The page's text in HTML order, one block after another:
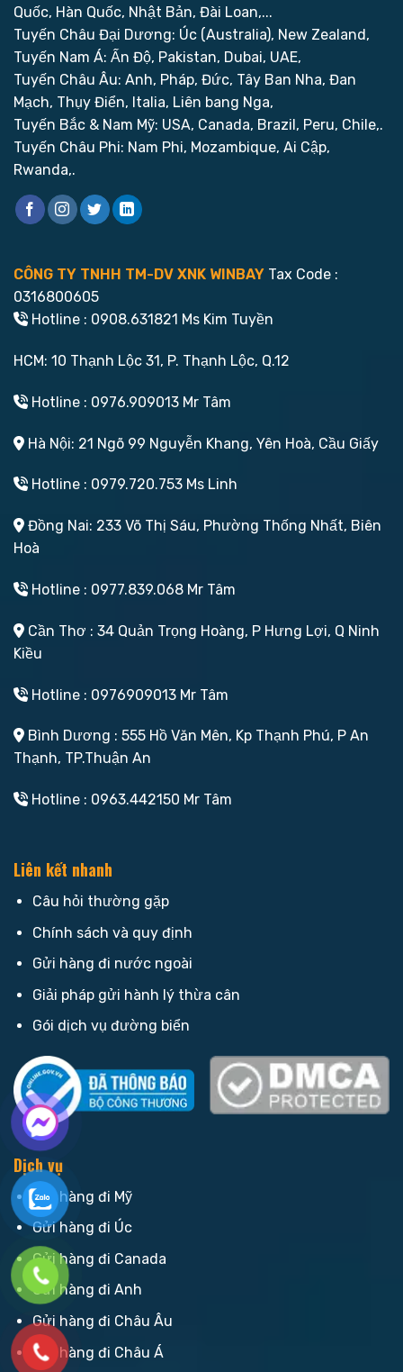
Quốc, Hàn Quốc, Nhật Bản, Đài Loan,...
Tuyến Châu Đại Dương: Úc (Australia), New Zealand,
Tuyến Nam Á: Ấn Độ, Pakistan, Dubai, UAE,
Tuyến Châu Âu: Anh, Pháp, Đức, Tây Ban Nha, Đan
Mạch, Thụy Điển, Italia, Liên bang Nga,
Tuyến Bắc & Nam Mỹ: USA, Canada, Brazil, Peru, Chile,.
Tuyến Châu Phi: Nam Phi, Mozambique, Ai Cập,
Rwanda,.
CÔNG TY TNHH TM-DV XNK WINBAY Tax Code :
0316800605
Hotline : 0908.631821 Ms Kim Tuyền
HCM: 10 Thạnh Lộc 31, P. Thạnh Lộc, Q.12
Hotline : 0976.909013 Mr Tâm
Hà Nội: 21 Ngõ 99 Nguyễn Khang, Yên Hoà, Cầu Giấy
Hotline : 0979.720.753 Ms Linh
Đồng Nai: 233 Võ Thị Sáu, Phường Thống Nhất, Biên
Hoà
Hotline : 0977.839.068 Mr Tâm
Cần Thơ : 34 Quản Trọng Hoàng, P Hưng Lợi, Q Ninh
Kiều
Hotline : 0976909013 Mr Tâm
Bình Dương : 555 Hồ Văn Mên, Kp Thạnh Phú, P An
Thạnh, TP.Thuận An
Hotline : 0963.442150 Mr Tâm
Liên kết nhanh
Câu hỏi thường gặp
Chính sách và quy định
Gửi hàng đi nước ngoài
Giải pháp gửi hành lý thừa cân
Gói dịch vụ đường biển
Dịch vụ
Gửi hàng đi Mỹ
Gửi hàng đi Úc
Gửi hàng đi Canada
Gửi hàng đi Anh
Gửi hàng đi Châu Âu
Gửi hàng đi Châu Á